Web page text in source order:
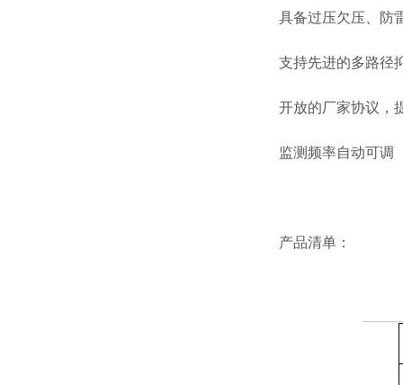
具备过压欠压、防
支持先进的多路径
开放的厂家协议，
监测频率自动可调
产品清单：